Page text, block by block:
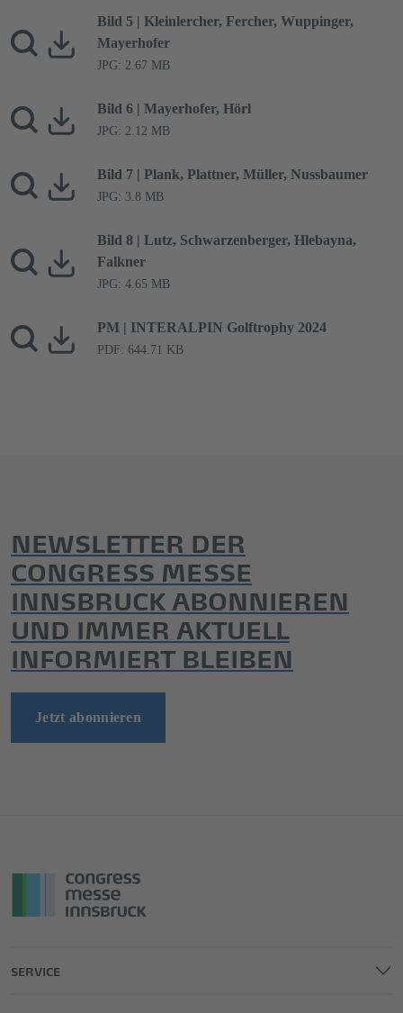
Bild 5 | Kleinlercher, Fercher, Wuppinger,
Mayerhofer
JPG: 2.67 MB
Bild 6 | Mayerhofer, Hörl
JPG: 2.12 MB
Bild 7 | Plank, Plattner, Müller, Nussbaumer
JPG: 3.8 MB
Bild 8 | Lutz, Schwarzenberger, Hlebayna,
Falkner
JPG: 4.65 MB
PM | INTERALPIN Golftrophy 2024
PDF: 644.71 KB
NEWSLETTER DER
CONGRESS MESSE
INNSBRUCK ABONNIEREN
UND IMMER AKTUELL
INFORMIERT BLEIBEN
Jetzt abonnieren
SERVICE